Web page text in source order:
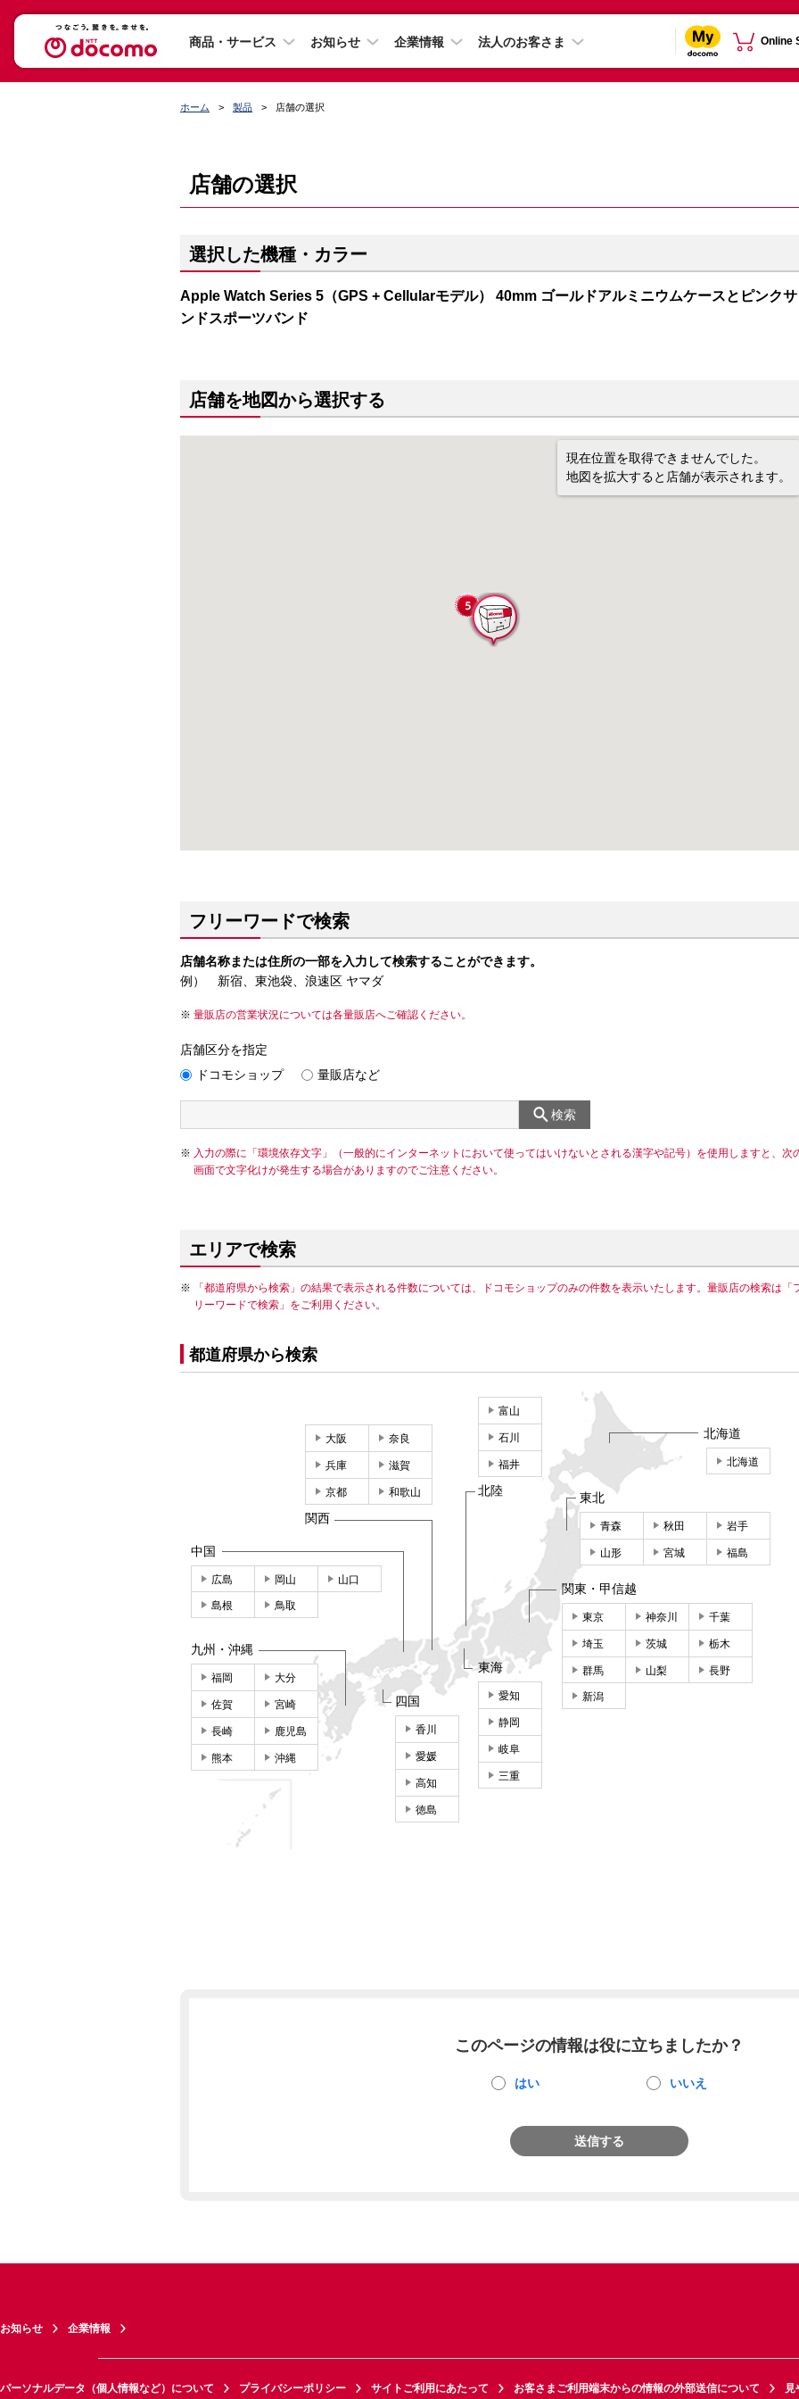
商品・サービス お知らせ 企業情報 法人のお客さま Online
ホーム 製品 店舗の選択
店舗の選択
選択した機種・カラー
Apple Watch Series 5（GPS + Cellularモデル） 40mm ゴールドアルミニウムケースとピンクサ
ンドスポーツバンド
店舗を地図から選択する
現在位置を取得できませんでした。
地図を拡大すると店舗が表示されます。
フリーワードで検索
店舗名称または住所の一部を入力して検索することができます。
例） 新宿、東池袋、浪速区 ヤマダ
量販店の営業状況については各量販店へご確認ください。
店舗区分を指定
ドコモショップ
量販店など
検索
入力の際に「環境依存文字」（一般的にインターネットにおいて使ってはいけないとされる漢字や記号）を使用しますと、次
画面で文字化けが発生する場合がありますのでご注意ください。
エリアで検索
「都道府県から検索」の結果で表示される件数については、ドコモショップのみの件数を表示いたします。量販店の検索は「
リーワードで検索」をご利用ください。
都道府県から検索
北海道
北海道
東北
青森 秋田 岩手
山形 宮城 福島
関東・甲信越
東京 神奈川 千葉
埼玉 茨城 栃木
群馬 山梨 長野
新潟
東海
愛知
静岡
岐阜
三重
富山
石川
福井
北陸
大阪 奈良
兵庫 滋賀
京都 和歌山
関西
中国
広島 岡山 山口
島根 鳥取
四国
香川
愛媛
高知
徳島
九州・沖縄
福岡 大分
佐賀 宮崎
長崎 鹿児島
熊本 沖縄
このページの情報は役に立ちましたか？
はい いいえ
送信する
お知らせ 企業情報
パーソナルデータ（個人情報など）について プライバシーポリシー サイトご利用にあたって お客さまご利用端末からの情報の外部送信について 見